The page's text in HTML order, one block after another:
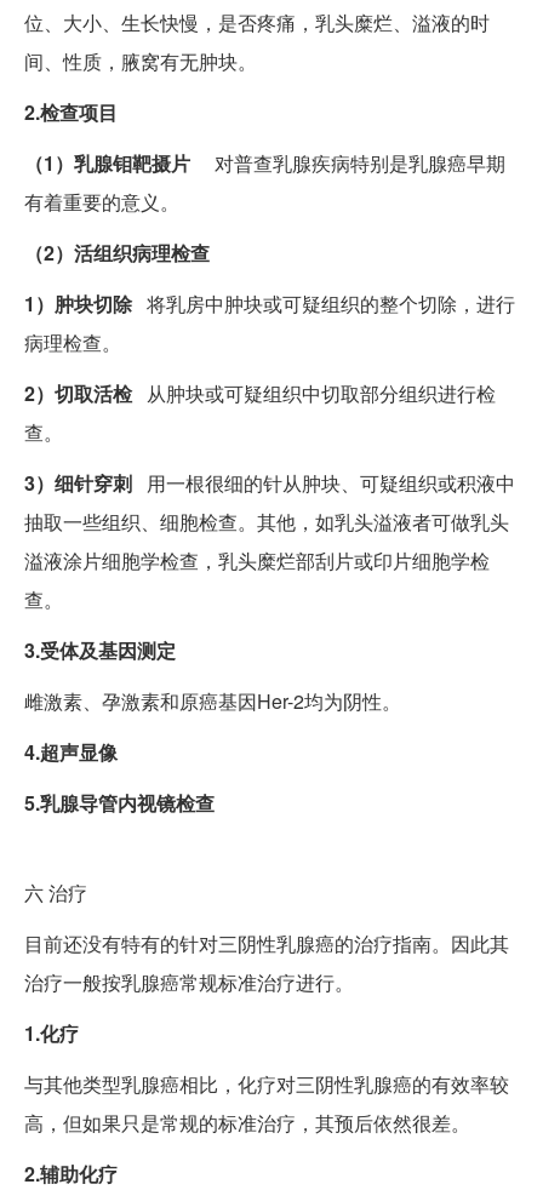
位、大小、生长快慢，是否疼痛，乳头糜烂、溢液的时
间、性质，腋窝有无肿块。
2.检查项目
（1）乳腺钼靶摄片
对普查乳腺疾病特别是乳腺癌早期
有着重要的意义。
（2）活组织病理检查
1）肿块切除将乳房中肿块或可疑组织的整个切除，进行
病理检查。
2）切取活检从肿块或可疑组织中切取部分组织进行检
查。
3）细针穿刺 用一根很细的针从肿块、可疑组织或积液中
抽取一些组织、细胞检查。其他，如乳头溢液者可做乳头
溢液涂片细胞学检查，乳头糜烂部刮片或印片细胞学检
查。
3.受体及基因测定
雌激素、孕激素和原癌基因Her-2均为阴性。
4.超声显像
5.乳腺导管内视镜检查
六治疗
目前还没有特有的针对三阴性乳腺癌的治疗指南。因此其
治疗一般按乳腺癌常规标准治疗进行。
1.化疗
与其他类型乳腺癌相比，化疗对三阴性乳腺癌的有效率较
高，但如果只是常规的标准治疗，其预后依然很差。
2.辅助化疗